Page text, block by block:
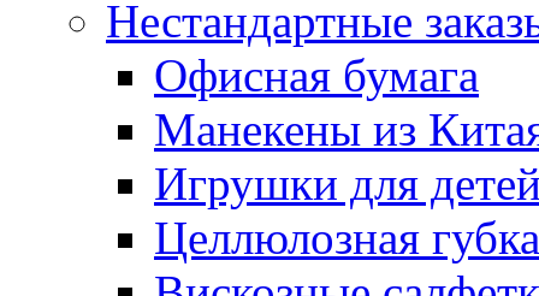
Нестандартные
Офисная бумага
Манекены из
Игрушки для
Целлюлозная губка